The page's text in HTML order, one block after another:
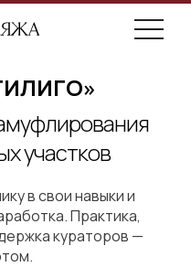
участков
в свои навыки и
Практика,
кураторов —